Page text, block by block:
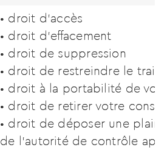
• droit d’accès
• droit d’effacement
• droit de suppression
• droit de restreindre le
• droit à la portabilité de
• droit de retirer votre
• droit de déposer une
de l’autorité de contrôle